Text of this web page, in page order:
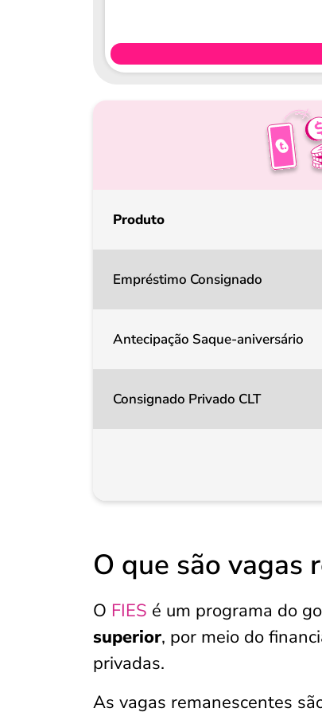
Produto
Empréstimo Consignado
Antecipação Saque-aniversário
Consignado Privado CLT
O que são vagas
O FIES é um programa do
superior, por meio do
privadas.
As vagas remanescentes